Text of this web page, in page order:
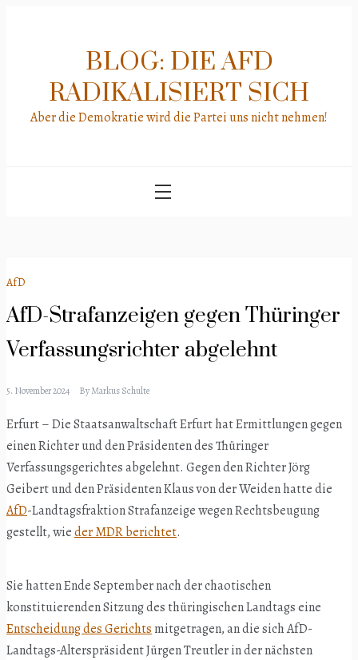
BLOG: DIE AFD
RADIKALISIERT SICH
Aber die Demokratie wird die Partei uns nicht nehmen!
AfD
AfD-Strafanzeigen gegen Thüringer
Verfassungsrichter abgelehnt
5. November 2024 ByMarkus Schulte
Erfurt – Die Staatsanwaltschaft Erfurt hat Ermittlungen gegen
einen Richter und den Präsidenten des Thüringer
Verfassungsgerichtes abgelehnt. Gegen den Richter Jörg
Geibert und den Präsidenten Klaus von der Weiden hatte die
AfD-Landtagsfraktion Strafanzeige wegen Rechtsbeugung
gestellt, wieder MDR berichtet.
Sie hatten Ende September nach der chaotischen
konstituierenden Sitzung des thüringischen Landtags eine
Entscheidung des Gerichts mitgetragen, an die sich AfD-
Landtags-Alterspräsident Jürgen Treutler in der nächsten